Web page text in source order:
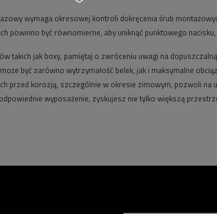
wymaga okresowej kontroli dokręcenia śrub
powinno być równomierne, aby uniknąć punktowego
takich jak boxy, pamiętaj o zwróceniu uwagi na
być zarówno wytrzymałość belek, jak i maksymalne
przed korozją, szczególnie w okresie zimowym, pozwoli na
wyposażenie, zyskujesz nie tylko większą